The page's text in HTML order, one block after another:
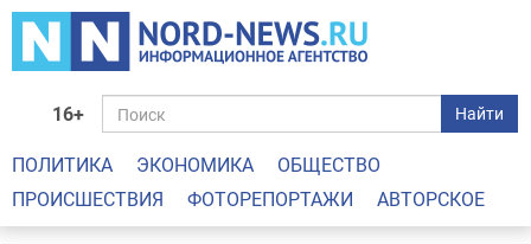
16+ Найти
ПОЛИТИКА ЭКОНОМИКА
ОБЩЕСТВО
ПРОИСШЕСТВИЯ
ФОТОРЕПОРТАЖИ АВТОРСКОЕ